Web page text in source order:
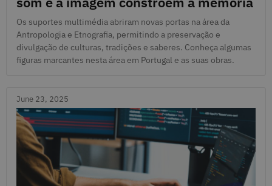
Os suportes multimédia abriram novas portas na área da
Antropologia e Etnografia, permitindo a preservação e
divulgação de culturas, tradições e saberes. Conheça algumas
figuras marcantes nesta área em Portugal e as suas obras.
June 23, 2025